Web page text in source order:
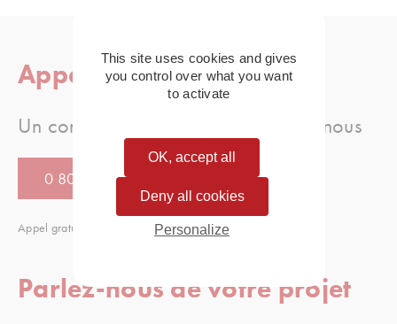
Appelez-nous
Un conseil, une question, appellez-nous
0 805 080 886
Appel gratuit
Parlez-nous de votre projet
This site uses cookies and gives
you control over what you want
to activate
OK, accept all
Deny all cookies
Personalize